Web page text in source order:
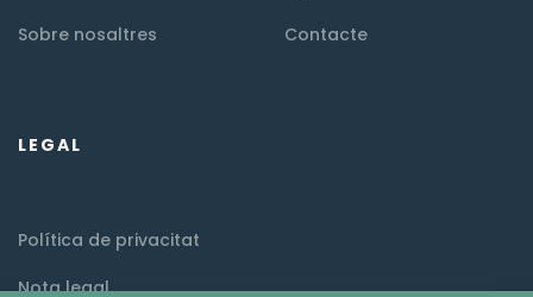
Sobre nosaltres
Contacte
LEGAL
Política de privacitat
Nota legal